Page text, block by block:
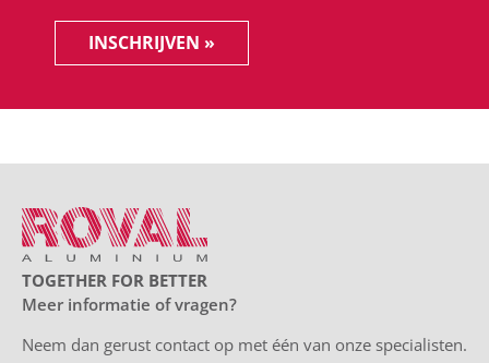
INSCHRIJVEN »
TOGETHER FOR BETTER
Meer informatie of vragen?
Neem dan gerust contact op met één van onze specialisten.